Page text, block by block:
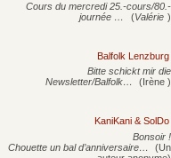
Cours du mercredi 25.-cours/80.-
journée … (Valérie )
Balfolk Lenzburg
Bitte schickt mir die
Newsletter/Balfolk…
(Irène )
KaniKani & SolDo
Bonsoir !
Chouette un bal d’anniversaire…
(Un